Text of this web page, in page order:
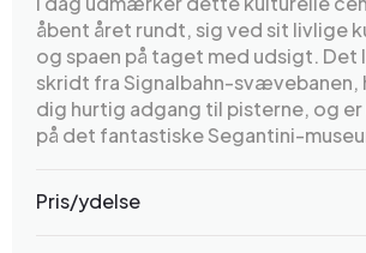
åbent året rundt, sig ved sit livlige
og spaen på taget med udsigt. Det
skridt fra Signalbahn-svævebanen,
dig hurtig adgang til pisterne, og
på det fantastiske Segantini-
Pris/ydelse